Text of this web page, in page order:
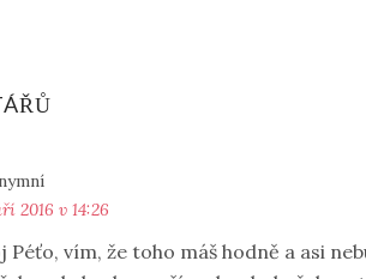
2016 v 14:26
Péťo, vím, že toho máš hodně a asi